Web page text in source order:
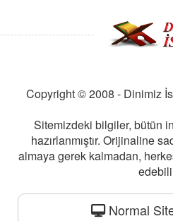
Copyright © 2008 - Dinimiz
Sitemizdeki bilgiler, bütün
hazırlanmıştır. Orijinaline
almaya gerek kalmadan,
Normal